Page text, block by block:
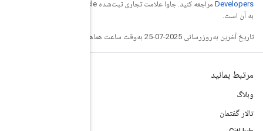
مراجعه کنید. جاوا علامت تجاری ثبت‌شده Oracle و/یا شرکت‌های وابسته